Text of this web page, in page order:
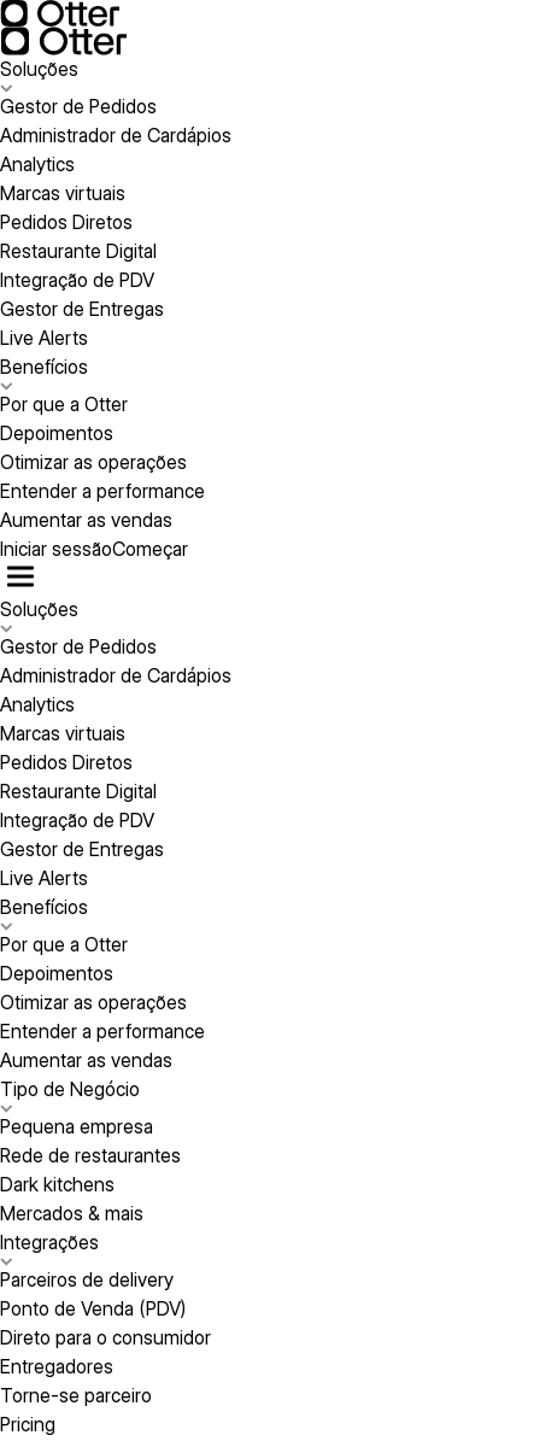
Soluções
Gestor de Pedidos
Administrador de Cardápios
Analytics
Marcas virtuais
Pedidos Diretos
Restaurante Digital
Integração de PDV
Gestor de Entregas
Live Alerts
Benefícios
Por que a Otter
Depoimentos
Otimizar as operações
Entender a performance
Aumentar as vendas
Iniciar sessãoComeçar
Soluções
Gestor de Pedidos
Administrador de Cardápios
Analytics
Marcas virtuais
Pedidos Diretos
Restaurante Digital
Integração de PDV
Gestor de Entregas
Live Alerts
Benefícios
Por que a Otter
Depoimentos
Otimizar as operações
Entender a performance
Aumentar as vendas
Tipo de Negócio
Pequena empresa
Rede de restaurantes
Dark kitchens
Mercados & mais
Integrações
Parceiros de delivery
Ponto de Venda (PDV)
Direto para o consumidor
Entregadores
Torne-se parceiro
Pricing